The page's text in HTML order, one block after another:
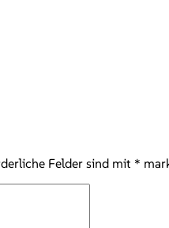
Felder sind mit *